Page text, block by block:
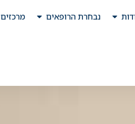
נבחרת הרופאים מרכזים